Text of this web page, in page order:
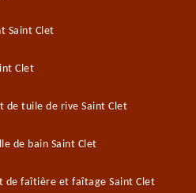
Saint Clet
Clet
de tuile de rive Saint Clet
de bain Saint Clet
de faîtière et faîtage Saint Clet